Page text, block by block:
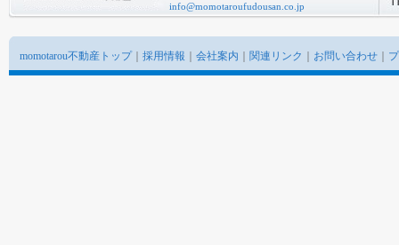
info@momotaroufudousan.co.jp
momotarou不動産トップ｜ 採用情報 会社案内 関連リンク お問い合わせ